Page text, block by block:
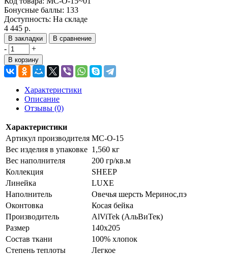
Бонусные баллы: 133
Доступность: На складе
4 445 р.
В закладки В сравнение
- +
В корзину
Характеристики
Описание
Отзывы (0)
Характеристики
Артикул производителя МС-О-15
Вес изделия в упаковке 1,560 кг
Вес наполнителя
200 гр/кв.м
Коллекция
SHEEP
Линейка
LUXE
Наполнитель
Овечья шерсть Меринос,пэ
Оконтовка
Косая бейка
Производитель
AlViTek (АльВиТек)
Размер
140х205
Состав ткани
100% хлопок
Степень теплоты
Легкое